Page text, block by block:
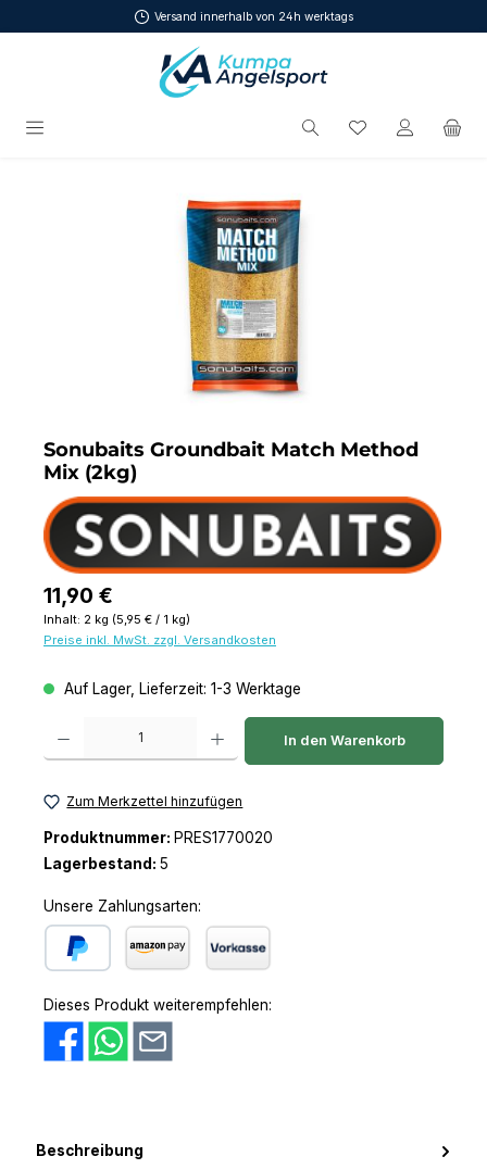
Zum Hauptinhalt springenVersand innerhalb von 24h werktags
Du hast 0
Sonubaits Groundbait Match Method
Mix (2kg)
Regulärer Preis:
11,90 €
Inhalt: 2 kg (5,95 € / 1 kg)
Preise inkl. MwSt. zzgl. Versandkosten
Auf Lager, Lieferzeit: 1-3 Werktage
Produkt Anzahl: Gib den gewünschten Wert ein oder benutze die
In den Warenkorb
Zum Merkzettel hinzufügen
Produktnummer: PRES1770020
Lagerbestand: 5
Unsere Zahlungsarten:
Dieses Produkt weiterempfehlen:
Beschreibung